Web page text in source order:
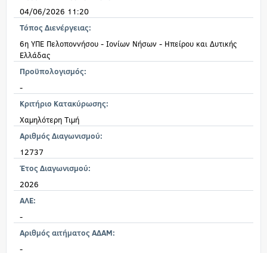
04/06/2026 11:20
Τόπος Διενέργειας:
6η ΥΠΕ Πελοποννήσου - Ιονίων Νήσων - Ηπείρου και Δυτικής
Ελλάδας
Προϋπολογισμός:
-
Κριτήριο Κατακύρωσης:
Χαμηλότερη Τιμή
Αριθμός Διαγωνισμού:
12737
Έτος Διαγωνισμού:
2026
ΑΛΕ:
-
Αριθμός αιτήματος ΑΔΑΜ:
-